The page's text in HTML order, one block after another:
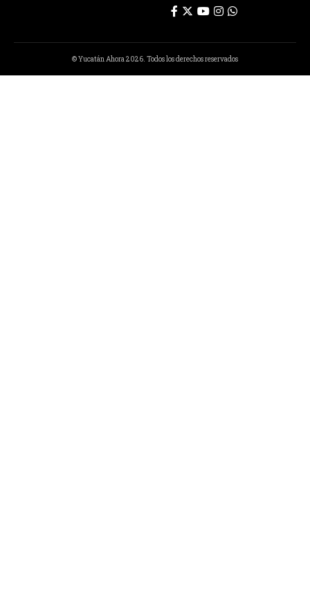
© Yucatán Ahora 2026. Todos los derechos reservados